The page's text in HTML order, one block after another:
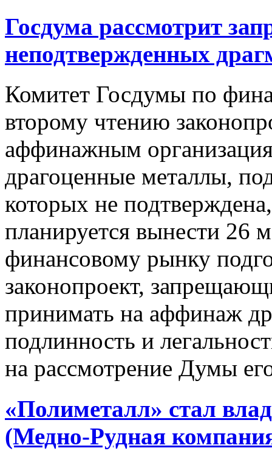
Госдума рассмотрит
неподтвержденных
Комитет Госдумы по
второму чтению
аффинажным
драгоценные металлы,
которых не
планируется вынести 26
финансовому рынку
законопроект,
принимать на аффинаж
подлинность и
на рассмотрение Думы
«Полиметалл» стал
(Медно-Рудная